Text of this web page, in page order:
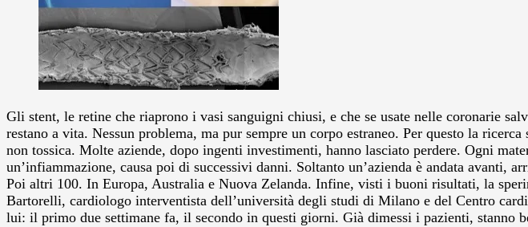
Gli stent, le retine che riaprono i vasi sanguigni chiusi, e che se usate nelle coronarie
restano a vita. Nessun problema, ma pur sempre un corpo estraneo. Per questo la
non tossica. Molte aziende, dopo ingenti investimenti, hanno lasciato perdere. Ogni
un’infiammazione, causa poi di successivi danni. Soltanto un’azienda è andata
Poi altri 100. In Europa, Australia e Nuova Zelanda. Infine, visti i buoni risultati, la
Bartorelli, cardiologo interventista dell’università degli studi di Milano e del Centro
lui: il primo due settimane fa, il secondo in questi giorni. Già dimessi i pazienti, stanno